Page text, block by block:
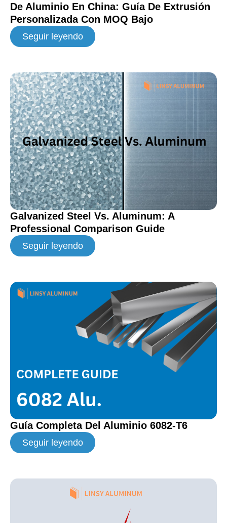
De Aluminio En China: Guía De Extrusión
Personalizada Con MOQ Bajo
Seguir leyendo
Galvanized Steel Vs. Aluminum: A
Professional Comparison Guide
Seguir leyendo
Guía Completa Del Aluminio 6082-T6
Seguir leyendo